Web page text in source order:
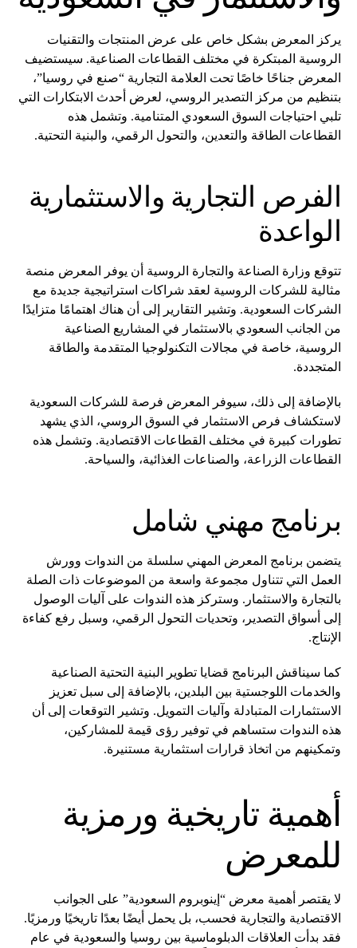
يركز المعرض بشكل خاص على عرض المنتجات والتقنيات
الروسية المبتكرة في مختلف القطاعات الصناعية. سيستضيف
المعرض جناحًا خاصًا تحت العلامة التجارية “صنع في روسيا”،
بتنظيم من مركز التصدير الروسي، لعرض أحدث الابتكارات التي
تلبي احتياجات السوق السعودي المتنامية. وتشمل هذه
القطاعات الطاقة والتعدين، والتحول الرقمي، والبنية التحتية.
الفرص التجارية والاستثمارية
الواعدة
تتوقع وزارة الصناعة والتجارة الروسية أن يوفر المعرض منصة
مثالية للشركات الروسية لعقد شراكات استراتيجية جديدة مع
الشركات السعودية. وتشير التقارير إلى أن هناك اهتمامًا متزايدًا
من الجانب السعودي بالاستثمار في المشاريع الصناعية
الروسية، خاصة في مجالات التكنولوجيا المتقدمة والطاقة
المتجددة.
بالإضافة إلى ذلك، سيوفر المعرض فرصة للشركات السعودية
لاستكشاف فرص الاستثمار في السوق الروسي، الذي يشهد
تطورات كبيرة في مختلف القطاعات الاقتصادية. وتشمل هذه
القطاعات الزراعة، والصناعات الغذائية، والسياحة.
برنامج مهني شامل
يتضمن برنامج المعرض المهني سلسلة من الندوات وورش
العمل التي تتناول مجموعة واسعة من الموضوعات ذات الصلة
بالتجارة والاستثمار. وستركز هذه الندوات على آليات الوصول
إلى أسواق التصدير، وتحديات التحول الرقمي، وسبل رفع كفاءة
الإنتاج.
كما سيناقش البرنامج قضايا تطوير البنية التحتية الصناعية
والخدمات اللوجستية بين البلدين، بالإضافة إلى سبل تعزيز
الاستثمارات المتبادلة وآليات التمويل. وتشير التوقعات إلى أن
هذه الندوات ستساهم في توفير رؤى قيمة للمشاركين،
وتمكينهم من اتخاذ قرارات استثمارية مستنيرة.
أهمية تاريخية ورمزية
للمعرض
لا يقتصر أهمية معرض “إينوبروم السعودية” على الجوانب
الاقتصادية والتجارية فحسب، بل يحمل أيضًا بعدًا تاريخيًا ورمزيًا.
فقد بدأت العلاقات الدبلوماسية بين روسيا والسعودية في عام